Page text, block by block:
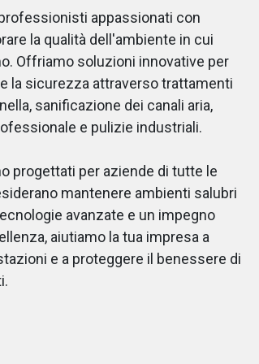
appassionati con
la qualità dell'ambiente in cui
Offriamo soluzioni innovative per
la sicurezza attraverso trattamenti
sanificazione dei canali aria,
e pulizie industriali.
progettati per aziende di tutte le
mantenere ambienti salubri
avanzate e un impegno
aiutiamo la tua impresa a
e a proteggere il benessere di